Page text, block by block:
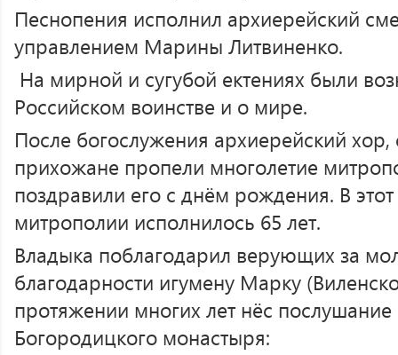
Песнопения исполнил архиерейский
управлением Марины Литвиненко.
На мирной и сугубой ектениях были
Российском воинстве и о мире.
После богослужения архиерейский
прихожане пропели многолетие
поздравили его с днём рождения. В этот
митрополии исполнилось 65 лет.
Владыка поблагодарил верующих за
благодарности игумену Марку
протяжении многих лет нёс послушание
Богородицкого монастыря: